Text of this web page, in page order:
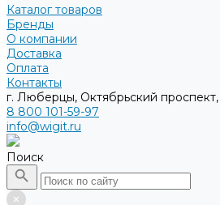
Каталог товаров
Бренды
О компании
Доставка
Оплата
Контакты
г. Люберцы, Октябрьский
8 800 101-59-97
info@wigit.ru
Поиск